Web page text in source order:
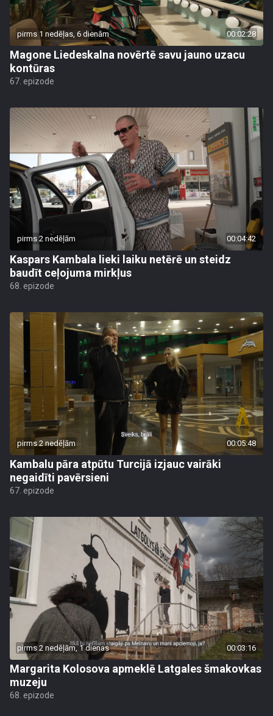
pirms 1 nedēļas, 6 dienām 00:02:28
Magone Liedeskalna novērtē savu jauno uzacu
kontūras
67. epizode
pirms 2 nedēļām 00:04:42
Kaspars Kambala lieki laiku netērē un steidz
baudīt ceļojuma mirkļus
68. epizode
pirms 2 nedēļām 00:05:48
Kambalu pāra atpūtu Turcijā izjauc vairāki
negaidīti pavērsieni
67. epizode
pirms 2 nedēļām, 1 dienas 00:03:16
Margarita Kolosova apmeklē Latgales šmakovkas
muzeju
68. epizode